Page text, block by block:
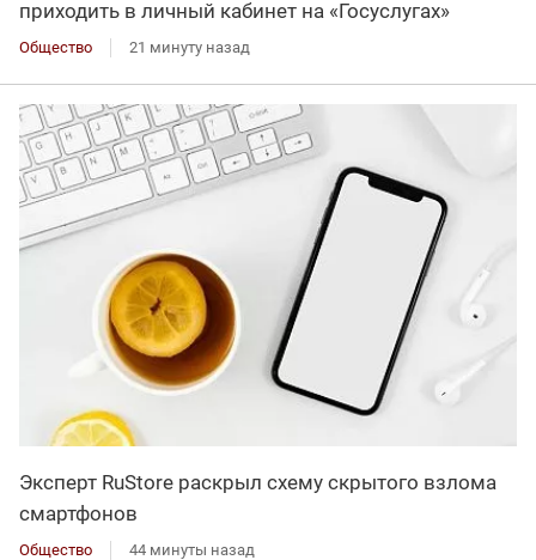
приходить в личный кабинет на «Госуслугах»
Общество 21 минуту назад
Эксперт RuStore раскрыл схему скрытого взлома
смартфонов
Общество 44 минуты назад